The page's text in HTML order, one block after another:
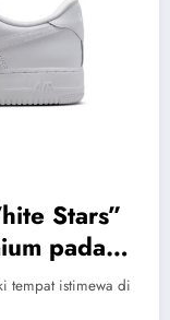
Stars”
pada
tempat istimewa di